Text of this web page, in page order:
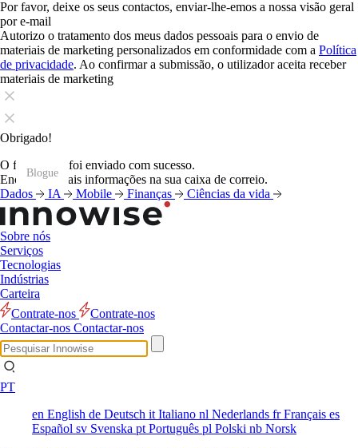
Por favor, deixe os seus contactos, enviar-lhe-emos a nossa visão geral
por e-mail
Autorizo o tratamento dos meus dados pessoais para o envio de
materiais de marketing personalizados em conformidade com a Política
de privacidade. Ao confirmar a submissão, o utilizador aceita receber
materiais de marketing
Obrigado!
O formulário foi enviado com sucesso.
Encontrará mais informações na sua caixa de correio.
Dados
IA Mobile Finanças Ciências da vida
Sobre nós
Serviços
Tecnologias
Indústrias
Carteira
Contrate-nos
Contrate-nos
Contactar-nos Contactar-nos
PT
en English de Deutsch it Italiano nl Nederlands frFrançais es
Español sv Svenska pt Português pl Polski nb Norsk
Blogue
Blogue
Blogue
Blogue
Blogue
Blogue
Blogue
Blogue
Blogue
Blogue
Blogue
Blogue